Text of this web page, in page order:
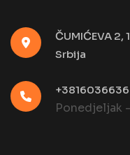
ČUMIĆEVA
Srbija
Ponedjeljak